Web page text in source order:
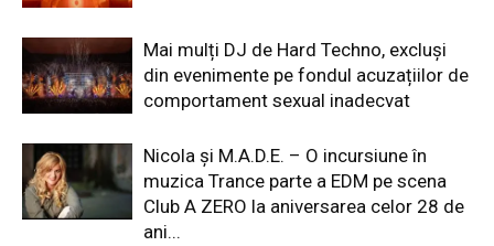
Mai mulți DJ de Hard Techno, excluși
din evenimente pe fondul acuzațiilor de
comportament sexual inadecvat
Nicola și M.A.D.E. – O incursiune în
muzica Trance parte a EDM pe scena
Club A ZERO la aniversarea celor 28 de
ani...